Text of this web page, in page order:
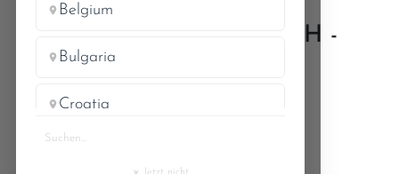
UNTERDRUCKSCHLAUCH -
METERWARE
Belgium
Bulgaria
Croatia
× Jetzt nicht